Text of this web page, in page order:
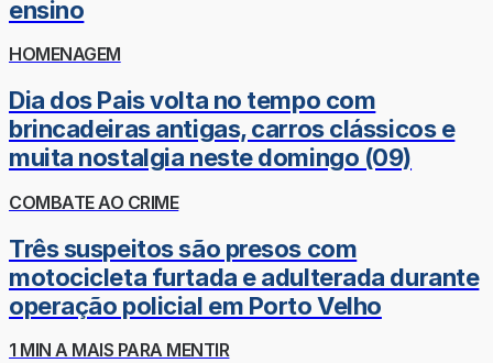
ensino
HOMENAGEM
Dia dos Pais volta no tempo com
brincadeiras antigas, carros clássicos e
muita nostalgia neste domingo (09)
COMBATE AO CRIME
Três suspeitos são presos com
motocicleta furtada e adulterada durante
operação policial em Porto Velho
1 MIN A MAIS PARA MENTIR